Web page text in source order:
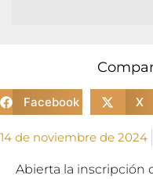
Facebook X
14 de noviembre de 2024
Abierta la inscripción